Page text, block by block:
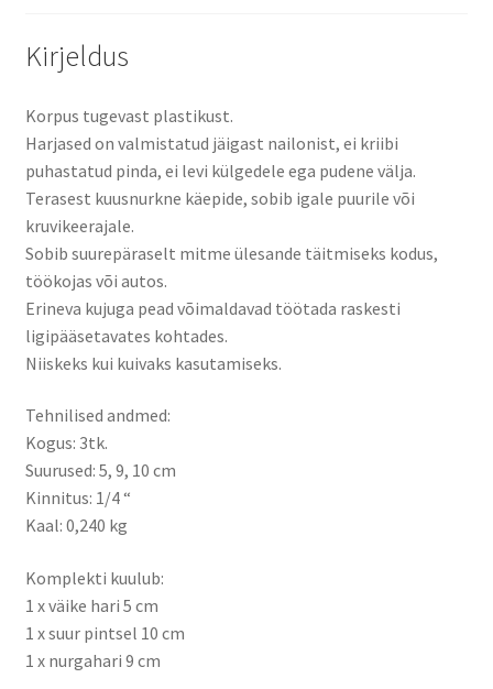
Kirjeldus
Korpus tugevast plastikust.
Harjased on valmistatud jäigast nailonist, ei kriibi
puhastatud pinda, ei levi külgedele ega pudene välja.
Terasest kuusnurkne käepide, sobib igale puurile või
kruvikeerajale.
Sobib suurepäraselt mitme ülesande täitmiseks kodus,
töökojas või autos.
Erineva kujuga pead võimaldavad töötada raskesti
ligipääsetavates kohtades.
Niiskeks kui kuivaks kasutamiseks.
Tehnilised andmed:
Kogus: 3tk.
Suurused: 5, 9, 10 cm
Kinnitus: 1/4 “
Kaal: 0,240 kg
Komplekti kuulub:
1 x väike hari 5 cm
1 x suur pintsel 10 cm
1 x nurgahari 9 cm